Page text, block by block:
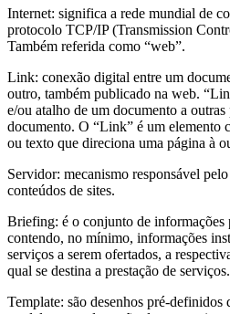
Internet: significa a rede mundial de
protocolo TCP/IP (Transmission
Também referida como “web”.
Link: conexão digital entre um
outro, também publicado na web.
e/ou atalho de um documento a
documento. O “Link” é um elemento
ou texto que direciona uma página à
Servidor: mecanismo responsável
conteúdos de sites.
Briefing: é o conjunto de
contendo, no mínimo, informações
serviços a serem ofertados, a
qual se destina a prestação de serviços.
Template: são desenhos pré-definidos